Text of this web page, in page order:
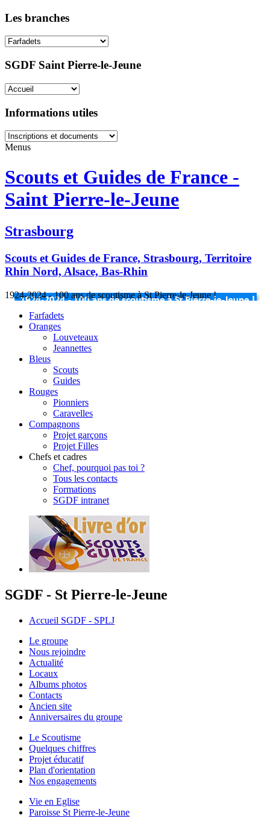
Les branches
SGDF Saint Pierre-le-Jeune
Informations utiles
Menus
Scouts et Guides de France -
Saint Pierre-le-Jeune
Strasbourg
Scouts et Guides de France, Strasbourg, Territoire
Rhin Nord, Alsace, Bas-Rhin
1924-2024 - 100 ans de scoutisme à St Pierre-le-Jeune !
Farfadets
Oranges
Louveteaux
Jeannettes
Bleus
Scouts
Guides
Rouges
Pionniers
Caravelles
Compagnons
Projet garçons
Projet Filles
Chefs et cadres
Chef, pourquoi pas toi ?
Tous les contacts
Formations
SGDF intranet
SGDF - St Pierre-le-Jeune
Accueil SGDF - SPLJ
Le groupe
Nous rejoindre
Actualité
Locaux
Albums photos
Contacts
Ancien site
Anniversaires du groupe
Le Scoutisme
Quelques chiffres
Projet éducatif
Plan d'orientation
Nos engagements
Vie en Eglise
Paroisse St Pierre-le-Jeune